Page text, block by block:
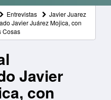
Entrevistas
Javier Juarez
Javier Juárez Mojica, con
Cosas
Javier
con